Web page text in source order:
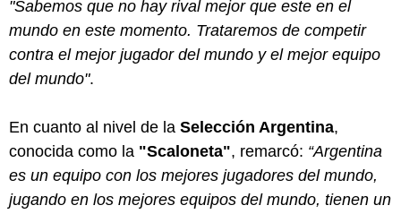
"Sabemos que no hay rival mejor que este en el
mundo en este momento. Trataremos de competir
contra el mejor jugador del mundo y el mejor equipo
del mundo".
En cuanto al nivel de la Selección Argentina,
conocida como la "Scaloneta", remarcó: “Argentina
es un equipo con los mejores jugadores del mundo,
jugando en los mejores equipos del mundo, tienen un